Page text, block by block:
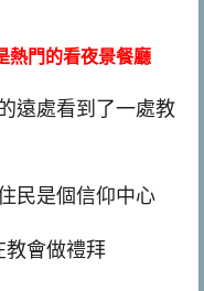
熱門的看夜景餐廳
遠處看到了一處教
民是個信仰中心
教會做禮拜